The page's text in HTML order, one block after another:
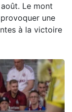
Le mont
une
à la victoire